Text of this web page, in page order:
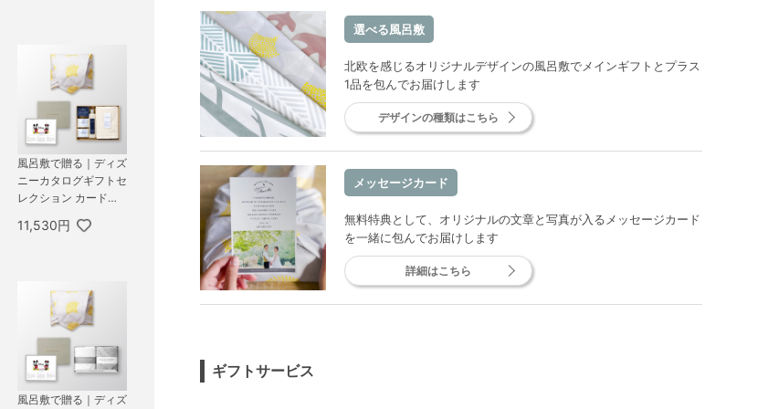
風呂敷で贈る｜ディズ
ニーカタログギフトセ
レクション カードタ
ハッピー ＋ KUSU HA
11,530円
風呂敷で贈る｜ディズ
選べる風呂敷
北欧を感じるオリジナルデザインの風呂敷でメインギフトとプラス
1品を包んでお届けします
デザインの種類はこちら
メッセージカード
無料特典として、オリジナルの文章と写真が入るメッセージカード
を一緒に包んでお届けします
詳細はこちら
ギフトサービス